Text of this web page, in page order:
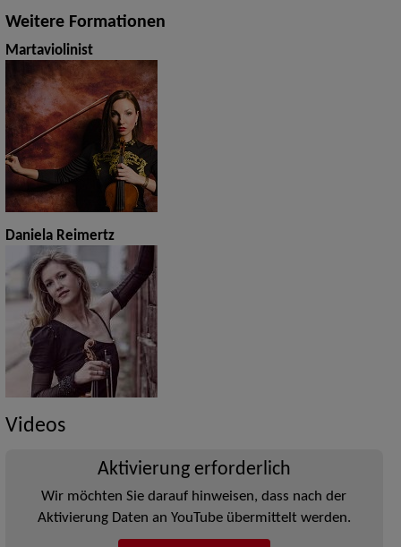
Weitere Formationen
Martaviolinist
Daniela Reimertz
Videos
Aktivierung erforderlich
Wir möchten Sie darauf hinweisen, dass nach der
Aktivierung Daten an YouTube übermittelt werden.